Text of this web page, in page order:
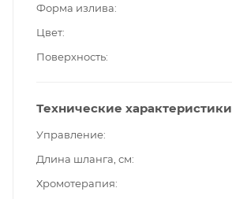
Форма излива
Цвет
Поверхность
Технические характеристики
Управление
Длина шланга, см
Хромотерапия